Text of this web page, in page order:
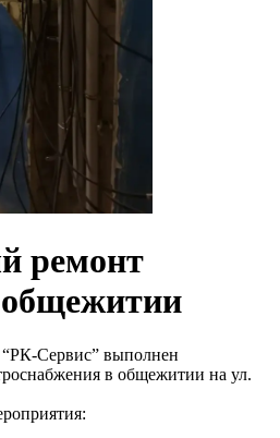
ремонт
Сервис” выполнен
в общежитии на ул.